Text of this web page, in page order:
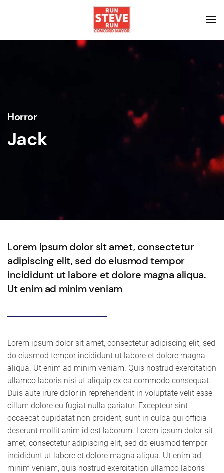
Horror
Jack
Lorem ipsum dolor sit amet, consectetur
adipiscing elit, sed do eiusmod tempor
incididunt ut labore et dolore magna aliqua.
Ut enim ad minim veniam
Lorem ipsum dolor sit amet, consectetur adipiscing elit, sed
do eiusmod tempor incididunt ut labore et dolore magna
aliqua. Ut enim ad minim veniam. Quis nostrud exercitation
ullamco laboris nisi ut aliquip ex ea commodo consequat.
Duis aute irure dolor in reprehenderit in voluptate velit esse
cillum dolore eu fugiat nulla pariatur. Excepteur sint
occaecat cupidatat non proident, sunt in culpa qui officia
deserunt mollit anim id est laborum. Lorem ipsum dolor sit
amet, consectetur adipiscing elit, sed do eiusmod tempor
incididunt ut labore et dolore magna aliqua. Ut enim ad
minim veniam, quis nostrud exercitation ullamco laboris